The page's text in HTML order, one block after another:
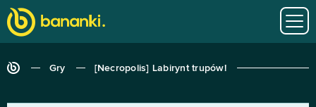
Gry [Necropolis] Labirynt trupów!